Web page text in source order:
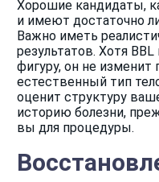
Хорошие кандидаты,
и имеют достаточно
Важно иметь
результатов. Хотя
фигуру, он не
естественный тип
оценит структуру
историю болезни,
вы для процедуры.